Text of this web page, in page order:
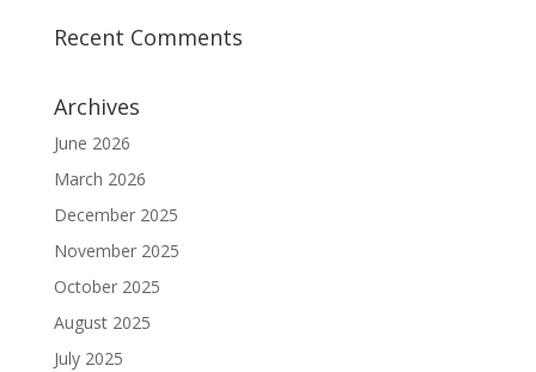
Recent Comments
Archives
June 2026
March 2026
December 2025
November 2025
October 2025
August 2025
July 2025